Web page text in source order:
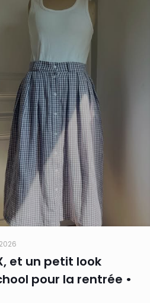
et un petit look
pour la rentrée •